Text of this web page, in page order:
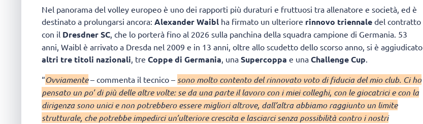
Nel panorama del volley europeo è uno dei rapporti più duraturi e fruttuosi tra allenatore e società, ed è
destinato a prolungarsi ancora: Alexander Waibl ha firmato un ulteriore rinnovo triennale del contratto
con il Dresdner SC, che lo porterà fino al 2026 sulla panchina della squadra campione di Germania. 53
anni, Waibl è arrivato a Dresda nel 2009 e in 13 anni, oltre allo scudetto dello scorso anno, si è aggiudicato
altri tre titoli nazionali, tre Coppe di Germania, una Supercoppa e una Challenge Cup.
“Ovviamente– commenta il tecnico – sono molto contento del rinnovato voto di fiducia del mio club. Ci ho
pensato un po’ di più delle altre volte: se da una parte il lavoro con i miei colleghi, con le giocatrici e con la
dirigenza sono unici e non potrebbero essere migliori altrove, dall’altra abbiamo raggiunto un limite
strutturale, che potrebbe impedirci un’ulteriore crescita e lasciarci senza possibilità contro i nostri